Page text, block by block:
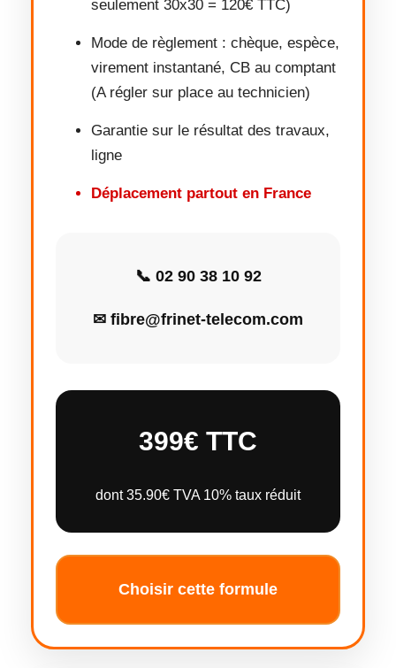
seulement 30x30 = 120€ TTC)
Mode de règlement : chèque, espèce,
virement instantané, CB au comptant
(A régler sur place au technicien)
Garantie sur le résultat des travaux,
ligne
Déplacement partout en France
📞 02 90 38 10 92
✉ fibre@frinet-telecom.com
399€ TTC
dont 35.90€ TVA 10% taux réduit
Choisir cette formule